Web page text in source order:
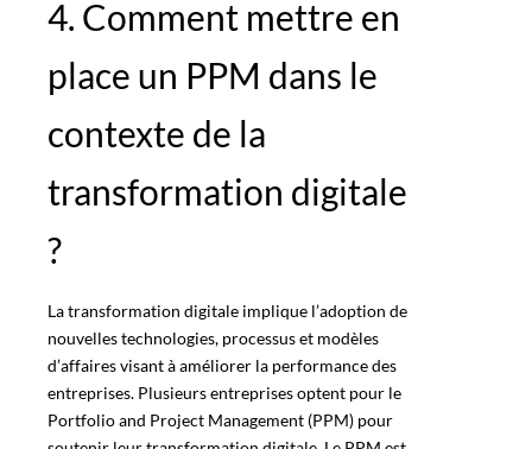
4. Comment mettre en
place un PPM dans le
contexte de la
transformation digitale
?
La transformation digitale implique l’adoption de
nouvelles technologies, processus et modèles
d’affaires visant à améliorer la performance des
entreprises. Plusieurs entreprises optent pour le
Portfolio and Project Management (PPM) pour